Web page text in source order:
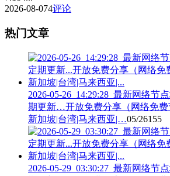
2026-08-074评论
热门文章
2026-05-26_14:29:28_最新网络节
期更新…开放免费分享（网络免费
新加坡|台湾|马来西亚|…05/26155
2026-05-29_03:30:27_最新网络节